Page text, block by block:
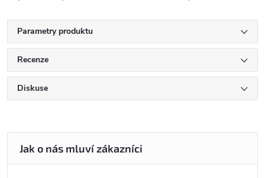
Parametry produktu
Recenze
Diskuse